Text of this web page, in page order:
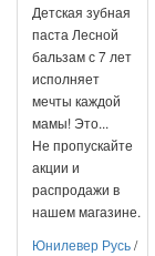
Детская зубная
паста Лесной
бальзам с 7 лет
исполняет
мечты каждой
мамы! Это...
Не пропускайте
акции и
распродажи в
нашем магазине.
Юнилевер Русь/